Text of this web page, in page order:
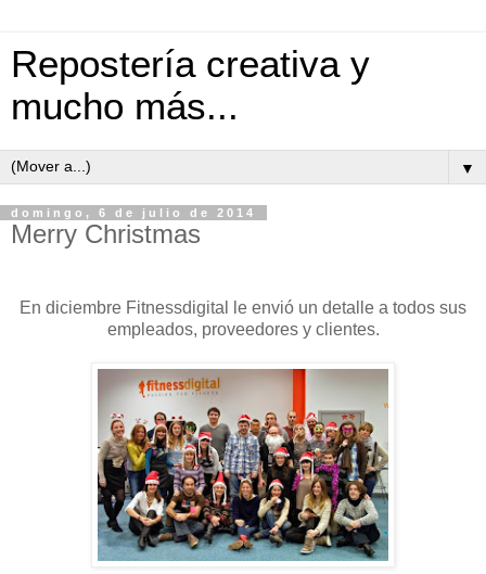
Repostería creativa y
mucho más...
▼
domingo, 6 de julio de 2014
Merry Christmas
En diciembre Fitnessdigital le envió un detalle a todos sus
empleados, proveedores y clientes.